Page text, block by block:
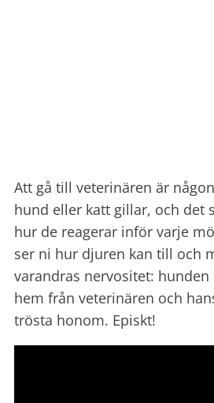
Att gå till veterinären är
hund eller katt gillar, och det
hur de reagerar inför varje
ser ni hur djuren kan till och
varandras nervositet:
hem från veterinären och
trösta honom. Episkt!